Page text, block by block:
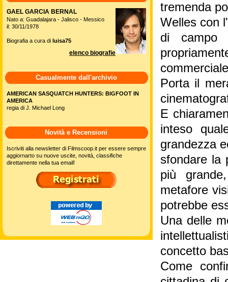
tremenda
Welles con
di campo
Porta il
E
inteso
grandezza
sfondare la
più
metafore
potrebbe
Una delle
concetto
Come
GAEL GARCIA BERNAL
Nato a: Guadalajara - Jalisco - Messico
il: 30/11/1978
Biografia a cura di luisa75
elenco biografie
Casualmente dall'archivio
AMERICAN SASQUATCH HUNTERS: BIGFOOT IN
AMERICA
regia di J. Michael Long
Novità e Recensioni
Iscriviti alla newsletter di Filmscoop.it per essere sempre
aggiornarto su nuove uscite, novità, classifiche
direttamente nella tua email!